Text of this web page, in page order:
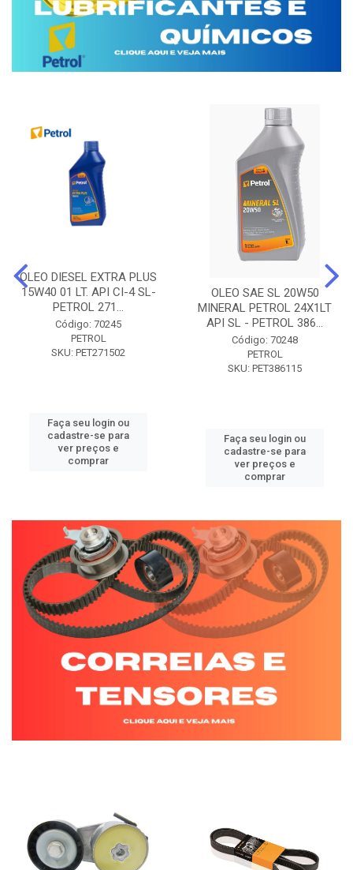
OLEO DIESEL EXTRA PLUS
15W40 01 LT. API CI-4 SL-
PETROL 271...
Código: 70245
PETROL
SKU: PET271502
Faça seu login ou
cadastre-se para
ver preços e
comprar
OLEO SAE SL 20W50
MINERAL PETROL 24X1LT
API SL - PETROL 386...
Código: 70248
PETROL
SKU: PET386115
Faça seu login ou
cadastre-se para
ver preços e
comprar